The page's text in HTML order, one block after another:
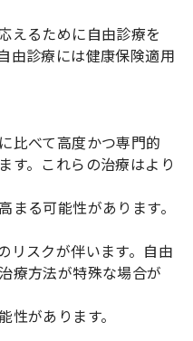
えるために自由診療を
由診療には健康保険適用
比べて高度かつ専門的
す。これらの治療はより
まる可能性があります。
リスクが伴います。自由
療方法が特殊な場合が
性があります。